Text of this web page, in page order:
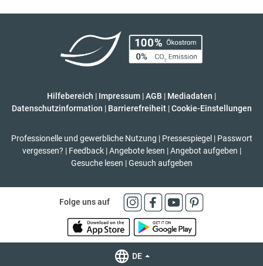
Hilfebereich | Impressum |AGB | Mediadaten |
Datenschutzinformation | Barrierefreiheit | Cookie-Einstellungen
Professionelle und gewerbliche Nutzung | Pressespiegel | Passwort
vergessen? | Feedback | Angebote lesen | Angebot aufgeben |
Gesuche lesen | Gesuch aufgeben
Folge uns auf
DE